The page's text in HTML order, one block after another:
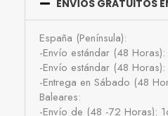
ENVÍOS GRATUITOS
España (Península):
-Envío estándar (48
-Envío estándar (48
-Entrega en Sábado (48
Baleares:
-Envío de (48 -72 Horas):